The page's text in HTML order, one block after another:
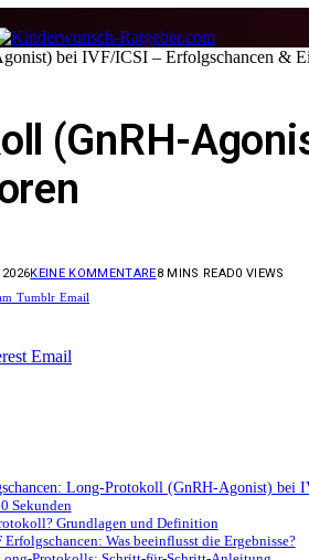
bei IVF/ICSI – Erfolgschancen &
(GnRH-
2026KEINE KOMMENTARE8 MINS READ0 VIEWS
Tumblr Email
Email
Long-Protokoll (GnRH-Agonist) bei
Sekunden
Grundlagen und Definition
Was beeinflusst die Ergebnisse?